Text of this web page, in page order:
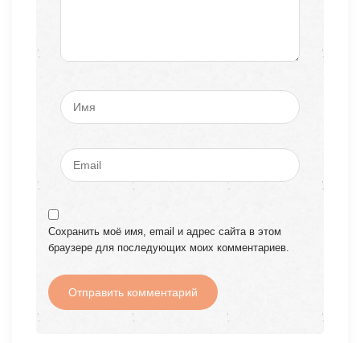
Сохранить моё имя, email и адрес сайта в этом
браузере для последующих моих комментариев.